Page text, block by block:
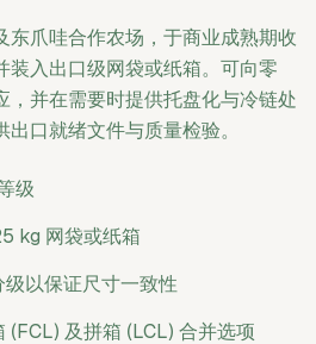
东爪哇合作农场，于商业成熟期收
装入出口级网袋或纸箱。可向零
，并在需要时提供托盘化与冷链处
口就绪文件与质量检验。
级
kg 网袋或纸箱
以保证尺寸一致性
及拼箱 (LCL) 合并选项